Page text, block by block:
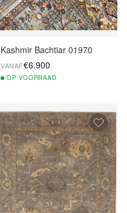
Kashmir Bachtiar 01970
VANAF€6.900
OP VOORRAAD